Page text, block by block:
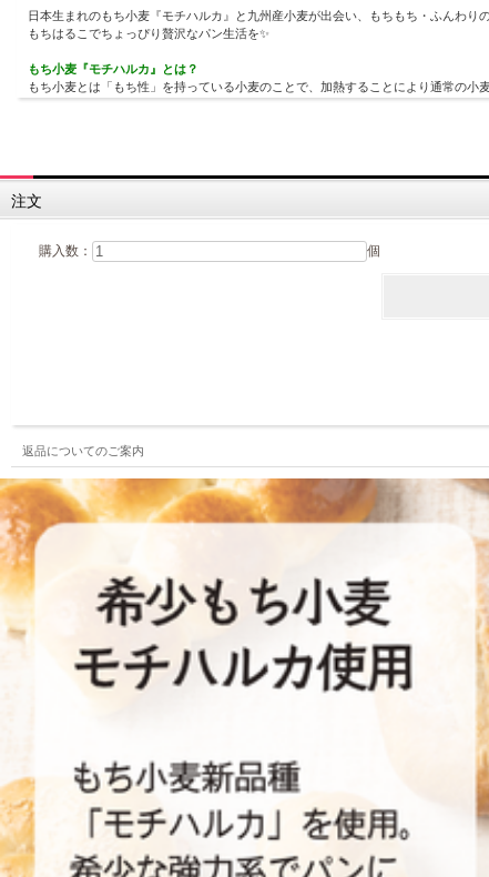
日本生まれのもち小麦『モチハルカ』と九州産小麦が出会い、もちもち・ふんわり
もちはるこでちょっぴり贅沢なパン生活を✨
もち小麦『モチハルカ』とは？
もち小麦とは「もち性」を持っている小麦のことで、加熱することにより通常の小
国産のもち小麦は今までにも各地にありましたが、『モチハルカ』はその中でも珍
注文
購入数： 個
返品についてのご案内